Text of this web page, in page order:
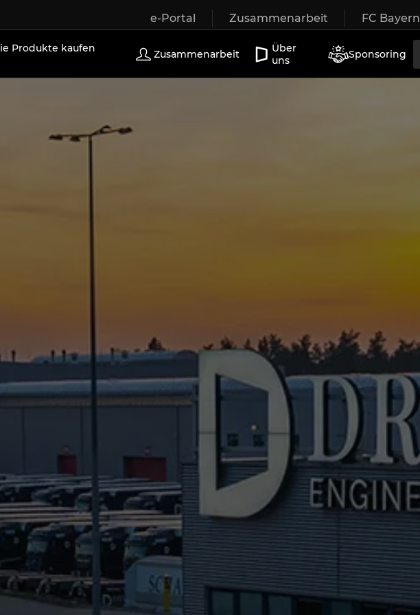
e-Portal Zusammenarbeit FC Bayern
Außentüren Terrassentüren Schiebetüren
Produkte kaufen
Zusammenarbeit
Über
uns
Sponsoring